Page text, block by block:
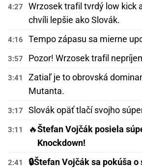
4:27
Wrzosek trafil tvrdý low kick
chvíli lepšie ako Slovák.
4:16 Tempo zápasu sa mierne
3:57 Pozor! Wrzosek trafil
3:41
Zatiaľ je to obrovská
Mutanta.
3:17 Slovák opäť tlačí svojho
3:11 🔥Štefan Vojčák posiela
Knockdown!
2:41 🔒Štefan Vojčák sa pokúša